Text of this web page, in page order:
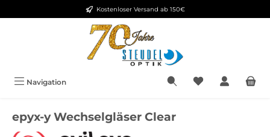
Zum Hauptinhalt springenKostenloser Versand ab 150€
Navigation
epyx-y Wechselgläser Clear